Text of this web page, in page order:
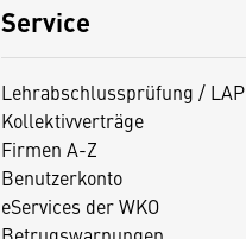
Service
Lehrabschlussprüfung / LAP
Kollektivverträge
Firmen A-Z
Benutzerkonto
eServices der WKO